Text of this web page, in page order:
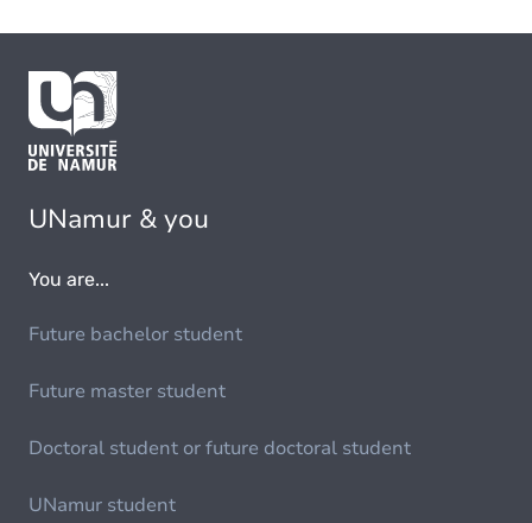
UNamur & you
You are...
Future bachelor student
Future master student
Doctoral student or future doctoral student
UNamur student